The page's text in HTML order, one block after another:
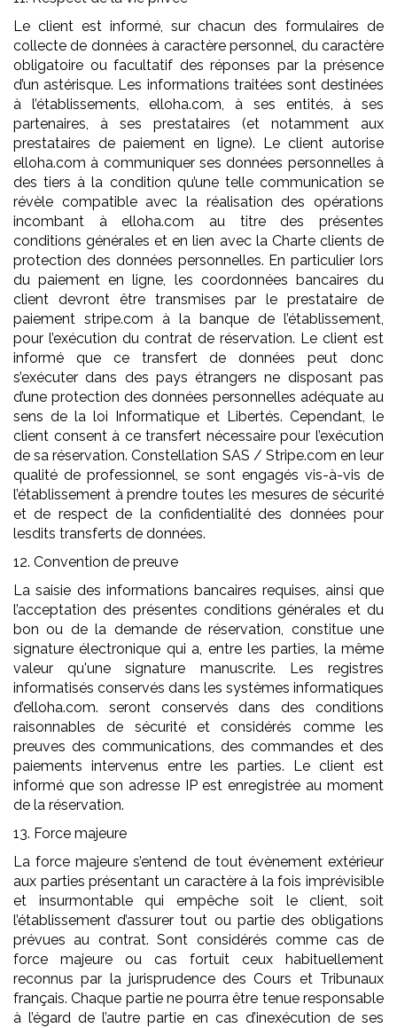
Le client est informé, sur chacun des formulaires de
collecte de données à caractère personnel, du caractère
obligatoire ou facultatif des réponses par la présence
d’un astérisque. Les informations traitées sont destinées
à l’établissements, elloha.com, à ses entités, à ses
partenaires, à ses prestataires (et notamment aux
prestataires de paiement en ligne). Le client autorise
elloha.com à communiquer ses données personnelles à
des tiers à la condition qu’une telle communication se
révèle compatible avec la réalisation des opérations
incombant à elloha.com au titre des présentes
conditions générales et en lien avec la Charte clients de
protection des données personnelles. En particulier lors
du paiement en ligne, les coordonnées bancaires du
client devront être transmises par le prestataire de
paiement stripe.com à la banque de l’établissement,
pour l’exécution du contrat de réservation. Le client est
informé que ce transfert de données peut donc
s’exécuter dans des pays étrangers ne disposant pas
d’une protection des données personnelles adéquate au
sens de la loi Informatique et Libertés. Cependant, le
client consent à ce transfert nécessaire pour l’exécution
de sa réservation. Constellation SAS / Stripe.com en leur
qualité de professionnel, se sont engagés vis-à-vis de
l’établissement à prendre toutes les mesures de sécurité
et de respect de la confidentialité des données pour
lesdits transferts de données.
12. Convention de preuve
La saisie des informations bancaires requises, ainsi que
l’acceptation des présentes conditions générales et du
bon ou de la demande de réservation, constitue une
signature électronique qui a, entre les parties, la même
valeur qu'une signature manuscrite. Les registres
informatisés conservés dans les systèmes informatiques
d’elloha.com. seront conservés dans des conditions
raisonnables de sécurité et considérés comme les
preuves des communications, des commandes et des
paiements intervenus entre les parties. Le client est
informé que son adresse IP est enregistrée au moment
de la réservation.
13. Force majeure
La force majeure s’entend de tout évènement extérieur
aux parties présentant un caractère à la fois imprévisible
et insurmontable qui empêche soit le client, soit
l’établissement d’assurer tout ou partie des obligations
prévues au contrat. Sont considérés comme cas de
force majeure ou cas fortuit ceux habituellement
reconnus par la jurisprudence des Cours et Tribunaux
français. Chaque partie ne pourra être tenue responsable
à l’égard de l’autre partie en cas d’inexécution de ses